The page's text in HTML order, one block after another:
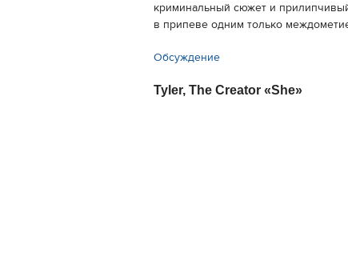
криминальный сюжет и
в припеве одним только
Обсуждение
Tyler, The Creator «She»